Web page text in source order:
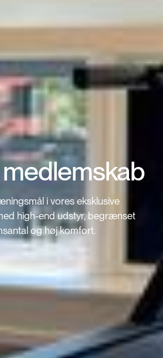
i vores eksklusive
high-end udstyr, begrænset
og høj komfort.